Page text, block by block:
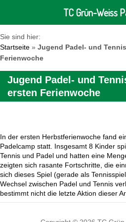
Sie sind hier:
Startseite » Jugend Padel- und
Ferienwoche
Jugend Padel- und
ersten Ferienwoche
In der ersten Herbstferienwoche fand
Padelcamp statt. Insgesamt 8 Kinder
Tennis und Padel und hatten eine
zeigten sich rasante Fortschritte, die
sich dieses Spiel (gerade als
Wechsel zwischen Padel und Tennis
bestimmt nicht die letzte Aktion dieser
TC Grün-Weiss